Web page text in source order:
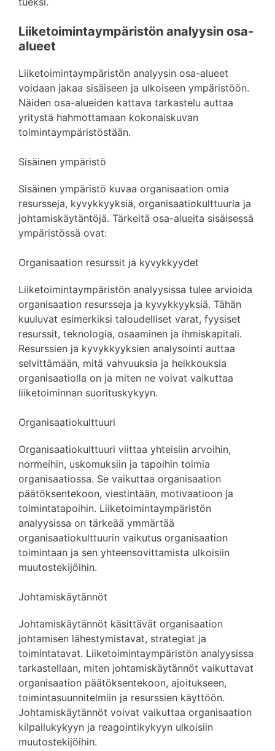
Liiketoimintaympäristön analyysin osa-
alueet
Liiketoimintaympäristön analyysin osa-alueet
voidaan jakaa sisäiseen ja ulkoiseen ympäristöön.
Näiden osa-alueiden kattava tarkastelu auttaa
yritystä hahmottamaan kokonaiskuvan
toimintaympäristöstään.
Sisäinen ympäristö
Sisäinen ympäristö kuvaa organisaation omia
resursseja, kyvykkyyksiä, organisaatiokulttuuria ja
johtamiskäytäntöjä. Tärkeitä osa-alueita sisäisessä
ympäristössä ovat:
Organisaation resurssit ja kyvykkyydet
Liiketoimintaympäristön analyysissa tulee arvioida
organisaation resursseja ja kyvykkyyksiä. Tähän
kuuluvat esimerkiksi taloudelliset varat, fyysiset
resurssit, teknologia, osaaminen ja ihmiskapitali.
Resurssien ja kyvykkyyksien analysointi auttaa
selvittämään, mitä vahvuuksia ja heikkouksia
organisaatiolla on ja miten ne voivat vaikuttaa
liiketoiminnan suorituskykyyn.
Organisaatiokulttuuri
Organisaatiokulttuuri viittaa yhteisiin arvoihin,
normeihin, uskomuksiin ja tapoihin toimia
organisaatiossa. Se vaikuttaa organisaation
päätöksentekoon, viestintään, motivaatioon ja
toimintatapoihin. Liiketoimintaympäristön
analyysissa on tärkeää ymmärtää
organisaatiokulttuurin vaikutus organisaation
toimintaan ja sen yhteensovittamista ulkoisiin
muutostekijöihin.
Johtamiskäytännöt
Johtamiskäytännöt käsittävät organisaation
johtamisen lähestymistavat, strategiat ja
toimintatavat. Liiketoimintaympäristön analyysissa
tarkastellaan, miten johtamiskäytännöt vaikuttavat
organisaation päätöksentekoon, ajoitukseen,
toimintasuunnitelmiin ja resurssien käyttöön.
Johtamiskäytännöt voivat vaikuttaa organisaation
kilpailukykyyn ja reagointikykyyn ulkoisiin
muutostekijöihin.